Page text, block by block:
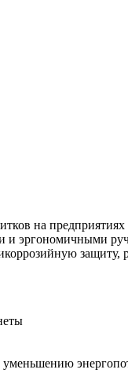
на
и эргономичными
защиту,